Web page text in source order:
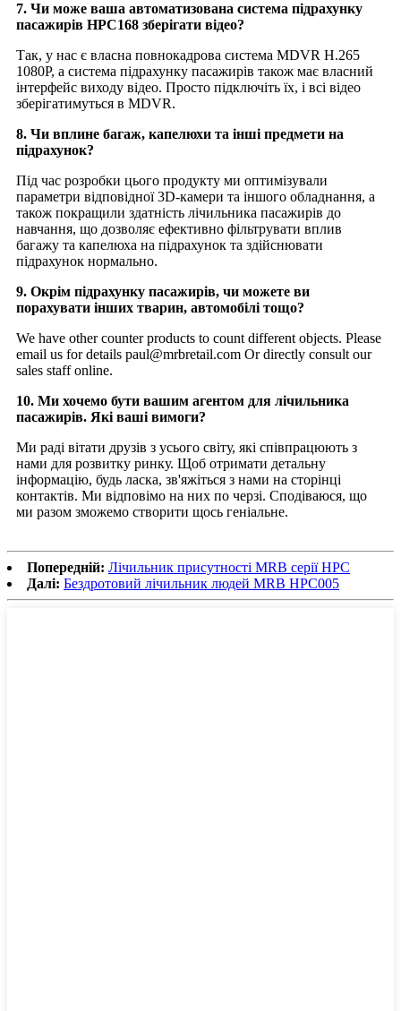
7. Чи може ваша автоматизована система підрахунку
пасажирів HPC168 зберігати відео?
Так, у нас є власна повнокадрова система MDVR H.265
1080P, а система підрахунку пасажирів також має власний
інтерфейс виходу відео. Просто підключіть їх, і всі відео
зберігатимуться в MDVR.
8. Чи вплине багаж, капелюхи та інші предмети на
підрахунок?
Під час розробки цього продукту ми оптимізували
параметри відповідної 3D-камери та іншого обладнання, а
також покращили здатність лічильника пасажирів до
навчання, що дозволяє ефективно фільтрувати вплив
багажу та капелюха на підрахунок та здійснювати
підрахунок нормально.
9. Окрім підрахунку пасажирів, чи можете ви
порахувати інших тварин, автомобілі тощо?
We have other counter products to count different objects. Please
email us for details paul@mrbretail.com Or directly consult our
sales staff online.
10. Ми хочемо бути вашим агентом для лічильника
пасажирів. Які ваші вимоги?
Ми раді вітати друзів з усього світу, які співпрацюють з
нами для розвитку ринку. Щоб отримати детальну
інформацію, будь ласка, зв'яжіться з нами на сторінці
контактів. Ми відповімо на них по черзі. Сподіваюся, що
ми разом зможемо створити щось геніальне.
Попередній: Лічильник присутності MRB серії HPC
Далі: Бездротовий лічильник людей MRB HPC005